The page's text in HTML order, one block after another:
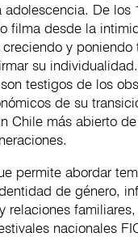
adolescencia. De los
filma desde la
y poniendo
su
testigos de los
de su
Chile más abierto
permite abordar
de género,
relaciones
nacionales